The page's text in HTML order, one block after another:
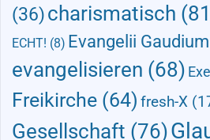
(36)charismatisch
ECHT! (8) Evangelii Gaudium
evangelisieren (68)
Freikirche (64) fresh-X
Gesellschaft (76)